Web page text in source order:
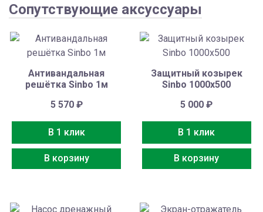
Сопутствующие аксуссуары
Антивандальная
решётка Sinbo 1м
5 570 ₽
В 1 клик
В корзину
Защитный козырек
Sinbo 1000х500
5 000₽
В 1 клик
В корзину